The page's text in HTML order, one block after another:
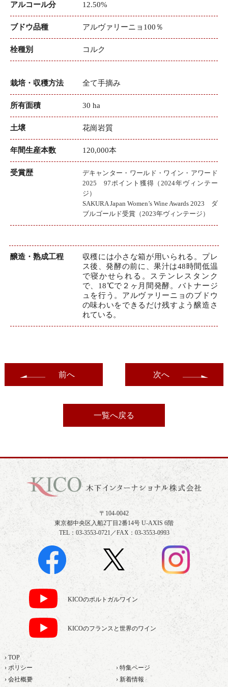
アルコール分 12.50%
ブドウ品種 アルヴァリーニョ100％
栓種別 コルク
栽培・収穫方法 全て手摘み
所有面積 30 ha
土壌 花崗岩質
年間生産本数 120,000本
受賞歴
デキャンター・ワールド・ワイン・アワード
2025 97ポイント獲得（2024年ヴィンテー
ジ）
SAKURA Japan Women’s Wine Awards 2023 ダ
ブルゴールド受賞（2023年ヴィンテージ）
醸造・熟成工程
収穫には小さな箱が用いられる。プレ
ス後、発酵の前に、果汁は48時間低温
で寝かせられる。ステンレスタンク
で、18℃で２ヶ月間発酵。バトナージ
ュを行う。アルヴァリーニョのブドウ
の味わいをできるだけ残すよう醸造さ
れている。
前へ
一覧へ戻る
次へ
〒104-0042
東京都中央区入船2丁目2番14号 U-AXIS 6階
TEL：03-3553-0721／FAX：03-3553-0993
KICOのポルトガルワイン
KICOのフランスと世界のワイン
› TOP
› ポリシー
› 特集ページ
› 会社概要
› 新着情報